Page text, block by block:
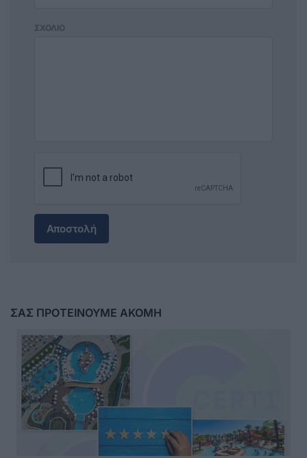
ΣΧΟΛΙΟ
Αποστολή
ΣΑΣ ΠΡΟΤΕΙΝΟΥΜΕ ΑΚΟΜΗ